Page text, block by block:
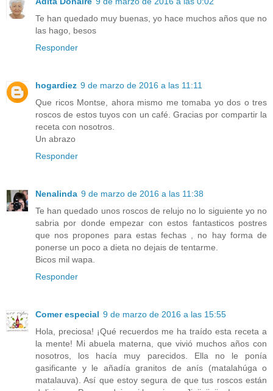
Te han quedado muy buenas, yo hace muchos años que no
las hago, besos
Responder
hogardiez 9 de marzo de 2016 a las 11:11
Que ricos Montse, ahora mismo me tomaba yo dos o tres
roscos de estos tuyos con un café. Gracias por compartir la
receta con nosotros.
Un abrazo
Responder
Nenalinda 9 de marzo de 2016 a las 11:38
Te han quedado unos roscos de relujo no lo siguiente yo no
sabria por donde empezar con estos fantasticos postres
que nos propones para estas fechas , no hay forma de
ponerse un poco a dieta no dejais de tentarme.
Bicos mil wapa.
Responder
Comer especial 9 de marzo de 2016 a las 15:55
Hola, preciosa! ¡Qué recuerdos me ha traído esta receta a
la mente! Mi abuela materna, que vivió muchos años con
nosotros, los hacía muy parecidos. Ella no le ponía
gasificante y le añadía granitos de anís (matalahúga o
matalauva). Así que estoy segura de que tus roscos están